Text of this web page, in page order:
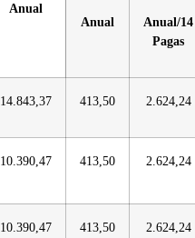
Anual
Anual/14
Pagas
Anual
14.843,37 413,50 2.624,24
10.390,47 413,50 2.624,24
10.390,47 413,50 2.624,24